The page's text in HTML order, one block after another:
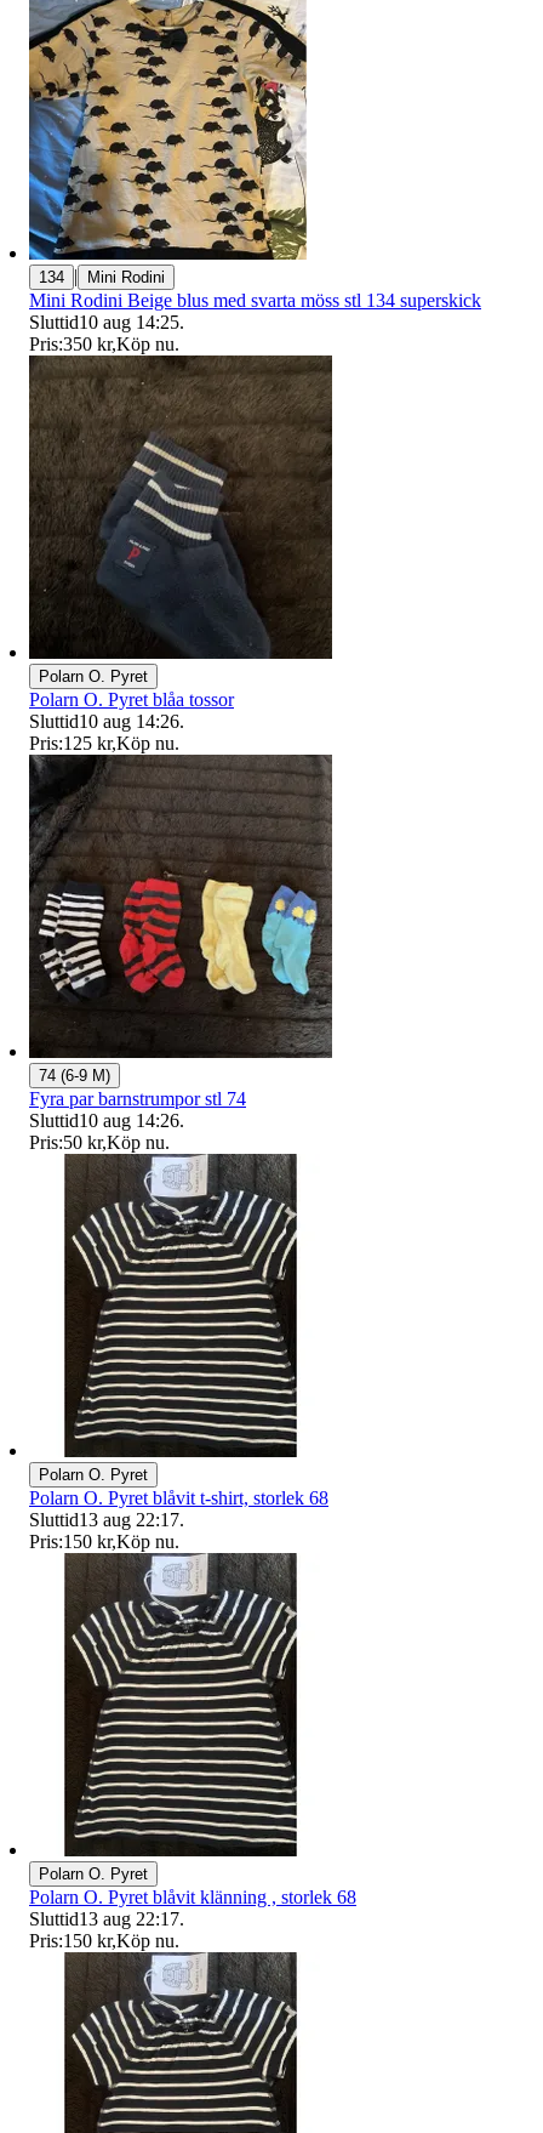
134 | Mini Rodini
Mini Rodini Beige blus med svarta möss stl 134 superskick
Sluttid10 aug 14:25.
Pris:350 kr,Köp nu.
Polarn O. Pyret
Polarn O. Pyret blåa tossor
Sluttid10 aug 14:26.
Pris:125 kr,Köp nu.
74 (6-9 M)
Fyra par barnstrumpor stl 74
Sluttid10 aug 14:26.
Pris:50 kr,Köp nu.
Polarn O. Pyret
Polarn O. Pyret blåvit t-shirt, storlek 68
Sluttid13 aug 22:17.
Pris:150 kr,Köp nu.
Polarn O. Pyret
Polarn O. Pyret blåvit klänning , storlek 68
Sluttid13 aug 22:17.
Pris:150 kr,Köp nu.